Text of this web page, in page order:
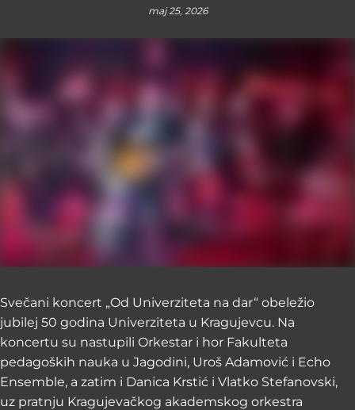
maj 25, 2026
Svečani koncert „Od Univerziteta na dar“ obeležio
jubilej 50 godina Univerziteta u Kragujevcu. Na
koncertu su nastupili Orkestar i hor Fakulteta
pedagoških nauka u Jagodini, Uroš Adamović i Echo
Ensemble, a zatim i Danica Krstić i Vlatko Stefanovski,
uz pratnju Kragujevačkog akademskog orkestra